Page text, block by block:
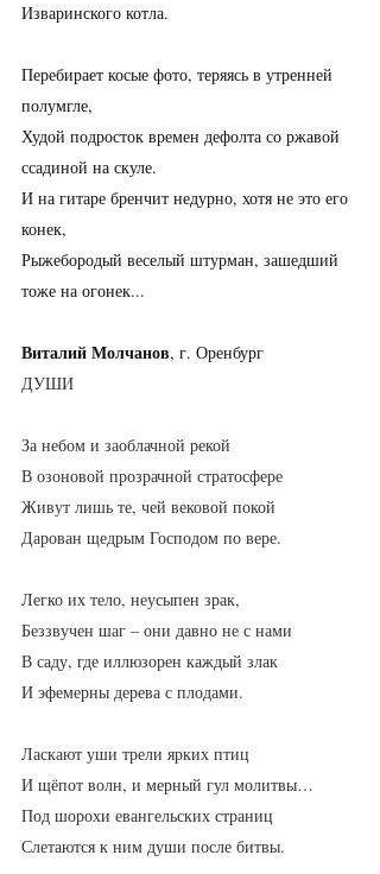
Изваринского котла.
Перебирает косые фото, теряясь в утренней
полумгле,
Худой подросток времен дефолта со ржавой
ссадиной на скуле.
И на гитаре бренчит недурно, хотя не это его
конек,
Рыжебородый веселый штурман, зашедший
тоже на огонек...
Виталий Молчанов, г. Оренбург
ДУШИ
За небом и заоблачной рекой
В озоновой прозрачной стратосфере
Живут лишь те, чей вековой покой
Дарован щедрым Господом по вере.
Легко их тело, неусыпен зрак,
Беззвучен шаг – они давно не с нами
В саду, где иллюзорен каждый злак
И эфемерны дерева с плодами.
Ласкают уши трели ярких птиц
И щёпот волн, и мерный гул молитвы…
Под шорохи евангельских страниц
Слетаются к ним души после битвы.